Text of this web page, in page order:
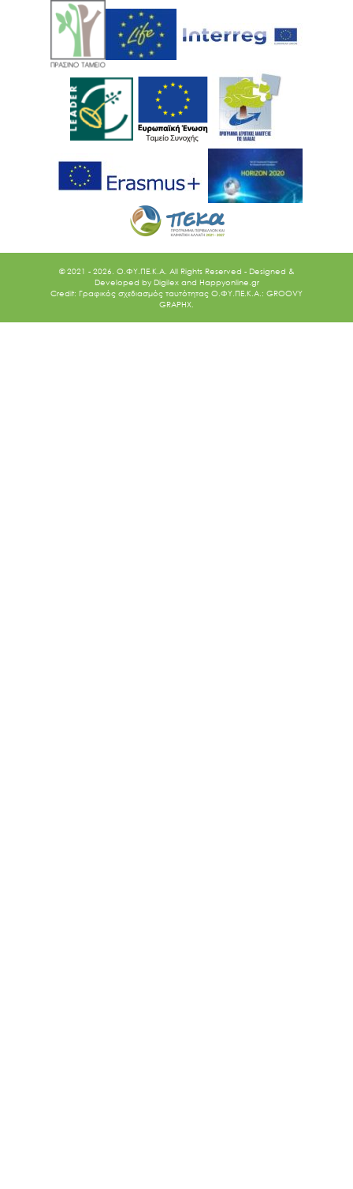
© 2021 - 2026. O.ΦΥ.ΠΕ.Κ.Α. All Rights Reserved - Designed &
Developed by Digilex and Happyonline.gr
Credit: Γραφικός σχεδιασμός ταυτότητας Ο.ΦΥ.ΠΕ.Κ.Α.: GROOVY
GRAPHX.